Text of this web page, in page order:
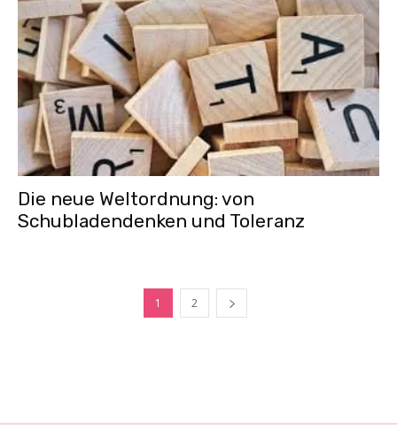
Die neue Weltordnung: von
Schubladendenken und Toleranz
1 2